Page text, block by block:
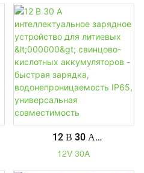
Лодок, Солнечных Батарей
И Электроинструментов
12 В 30 А
Интеллектуальное Зарядное
12V 30A